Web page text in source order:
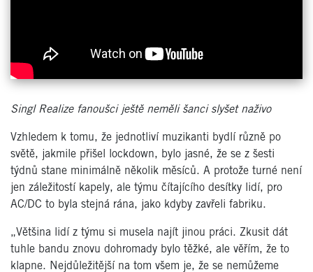
Singl Realize fanoušci ještě neměli šanci slyšet naživo
Vzhledem k tomu, že jednotliví muzikanti bydlí různě po
světě, jakmile přišel lockdown, bylo jasné, že se z šesti
týdnů stane minimálně několik měsíců. A protože turné není
jen záležitostí kapely, ale týmu čítajícího desítky lidí, pro
AC/DC to byla stejná rána, jako kdyby zavřeli fabriku.
„Většina lidí z týmu si musela najít jinou práci. Zkusit dát
tuhle bandu znovu dohromady bylo těžké, ale věřím, že to
klapne. Nejdůležitější na tom všem je, že se nemůžeme